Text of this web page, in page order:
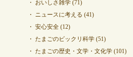
おいしさ雑学(71)
ニュースに考える (41)
安心安全(12)
たまごのビックリ科学(51)
たまごの歴史・文学・文化学(101)